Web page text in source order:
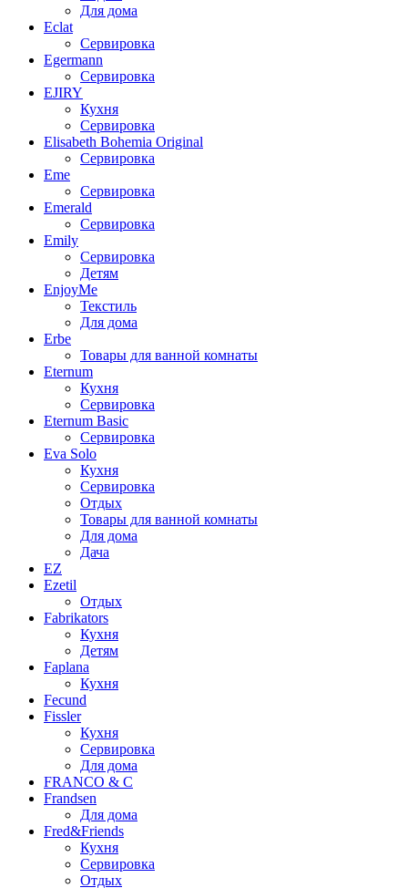
Для дома
Eclat
Сервировка
Egermann
Сервировка
EJIRY
Кухня
Сервировка
Elisabeth Bohemia Original
Сервировка
Eme
Сервировка
Emerald
Сервировка
Emily
Сервировка
Детям
EnjoyMe
Текстиль
Для дома
Erbe
Товары для ванной комнаты
Eternum
Кухня
Сервировка
Eternum Basic
Сервировка
Eva Solo
Кухня
Сервировка
Отдых
Товары для ванной комнаты
Для дома
Дача
EZ
Ezetil
Отдых
Fabrikators
Кухня
Детям
Faplana
Кухня
Fecund
Fissler
Кухня
Сервировка
Для дома
FRANCO & C
Frandsen
Для дома
Fred&Friends
Кухня
Сервировка
Отдых